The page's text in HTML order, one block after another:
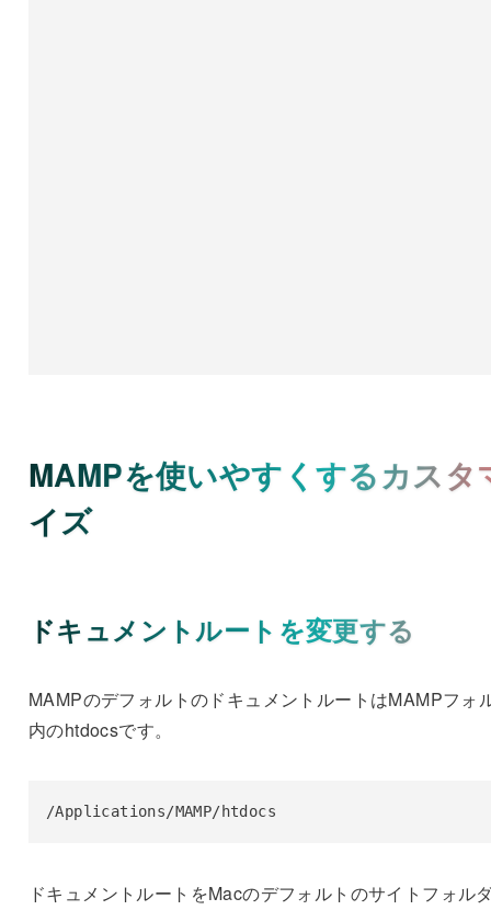
MAMPを使いやすくするカスタ
イズ
ドキュメントルートを変更する
MAMPのデフォルトのドキュメントルートはMAMPフォ
内のhtdocsです。
/Applications/MAMP/htdocs
ドキュメントルートをMacのデフォルトのサイトフォル